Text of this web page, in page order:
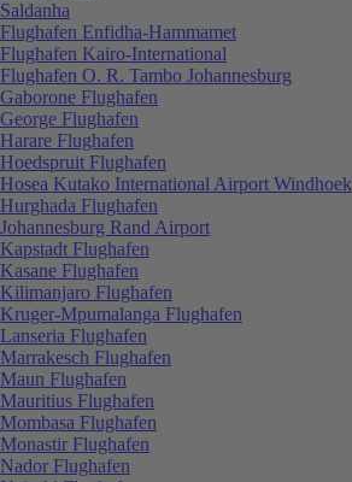
Saldanha
Flughafen Enfidha-Hammamet
Flughafen Kairo-International
Flughafen O. R. Tambo Johannesburg
Gaborone Flughafen
George Flughafen
Harare Flughafen
Hoedspruit Flughafen
Hosea Kutako International Airport Windhoek
Hurghada Flughafen
Johannesburg Rand Airport
Kapstadt Flughafen
Kasane Flughafen
Kilimanjaro Flughafen
Kruger-Mpumalanga Flughafen
Lanseria Flughafen
Marrakesch Flughafen
Maun Flughafen
Mauritius Flughafen
Mombasa Flughafen
Monastir Flughafen
Nador Flughafen